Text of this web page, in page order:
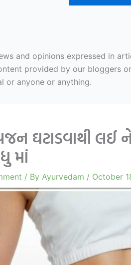
and opinions expressed in
provided by our bloggers
or anyone or anything.
ઘટાડવાથી લઈ
માં
/ By Ayurvedam / October